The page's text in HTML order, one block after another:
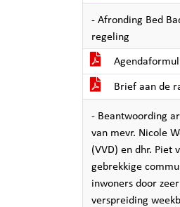
- Afronding Bed
regeling
Brief aan de
- Beantwoording
van mevr. Nicole
(VVD) en dhr. Piet
gebrekkige
inwoners door
verspreiding